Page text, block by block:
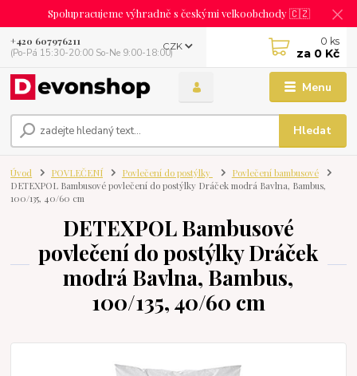
Spolupracujeme výhradně s českými velkoobchody 🇨🇿
Menu
CZK
Hledat
+420 607976211
(Po-Pá 15:30-20:00 So-Ne 9:00-18:00)
0 ks
za 0 Kč
Úvod POVLEČENÍ Povlečení do postýlky
Povlečení bambusové
DETEXPOL Bambusové povlečení do postýlky Dráček modrá Bavlna, Bambus,
100/135, 40/60 cm
DETEXPOL Bambusové
povlečení do postýlky Dráček
modrá Bavlna, Bambus,
100/135, 40/60 cm